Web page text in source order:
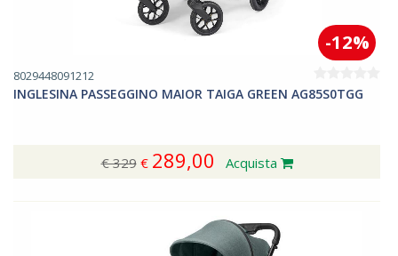
8029448091212
INGLESINA PASSEGGINO MAIOR TAIGA GREEN AG85S0TGG
€ 329€ 289,00
-12%
Acquista